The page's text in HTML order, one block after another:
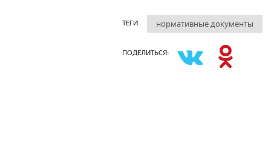
ТЕГИ нормативные документы
ПОДЕЛИТЬСЯ: